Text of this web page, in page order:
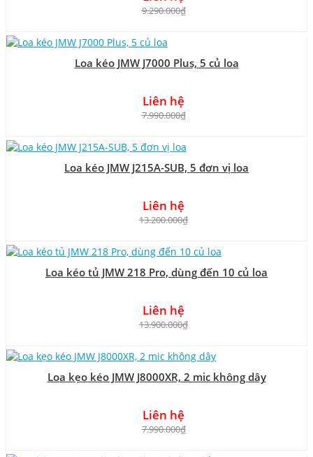
9.290.000₫
Loa kéo JMW J7000 Plus, 5 củ loa
Liên hệ
7.990.000₫
Loa kéo JMW J215A-SUB, 5 đơn vị loa
Liên hệ
13.200.000₫
Loa kéo tủ JMW 218 Pro, dùng đến 10 củ loa
Liên hệ
13.900.000₫
Loa kẹo kéo JMW J8000XR, 2 mic không dây
Liên hệ
7.990.000₫